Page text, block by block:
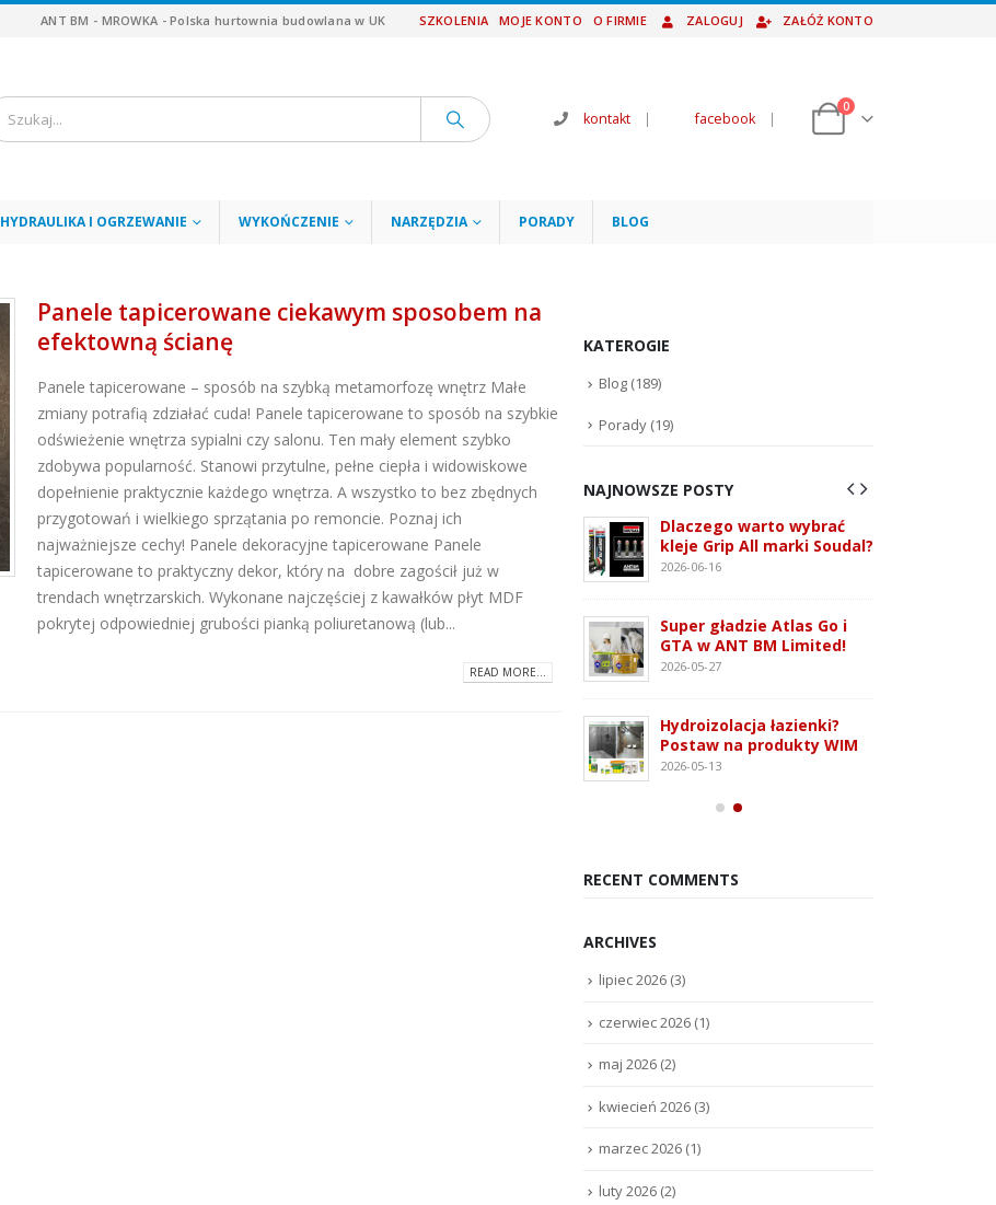
ANT BM - MROWKA - Polska hurtownia budowlana w UK SZKOLENIA MOJE KONTO O FIRMIE ZALOGUJ ZAŁÓŻ KONTO
kontakt | facebook |
0
HYDRAULIKA I OGRZEWANIE WYKOŃCZENIE NARZĘDZIA PORADY BLOG
Panele tapicerowane ciekawym sposobem na
efektowną ścianę
Panele tapicerowane – sposób na szybką metamorfozę wnętrz Małe
zmiany potrafią zdziałać cuda! Panele tapicerowane to sposób na szybkie
odświeżenie wnętrza sypialni czy salonu. Ten mały element szybko
zdobywa popularność. Stanowi przytulne, pełne ciepła i widowiskowe
dopełnienie praktycznie każdego wnętrza. A wszystko to bez zbędnych
przygotowań i wielkiego sprzątania po remoncie. Poznaj ich
najważniejsze cechy! Panele dekoracyjne tapicerowane Panele
tapicerowane to praktyczny dekor, który na dobre zagościł już w
trendach wnętrzarskich. Wykonane najczęściej z kawałków płyt MDF
pokrytej odpowiedniej grubości pianką poliuretanową (lub...
READ MORE...
KATEROGIE
Blog (189)
Porady (19)
NAJNOWSZE POSTY
Dlaczego warto wybrać
kleje Grip All marki Soudal?
2026-06-16
Super gładzie Atlas Go i
ATLAS M-SYSTEM 3G –
nowoczesny system
montażu płyt G-K i OSB
2026-07-31
Dlaczego warto wybrać
kleje Grip All marki Soudal?
2026-06-16
Super gładzie Atlas Go i
GTA w ANT BM Limited!
2026-05-27
Hydroizolacja łazienki?
Postaw na produkty WIM
2026-05-13
RECENT COMMENTS
ARCHIVES
lipiec 2026 (3)
czerwiec 2026 (1)
maj 2026 (2)
kwiecień 2026 (3)
marzec 2026 (1)
luty 2026 (2)